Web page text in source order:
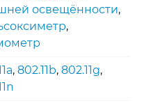
освещённости,
,
, 802.11b, 802.11g,